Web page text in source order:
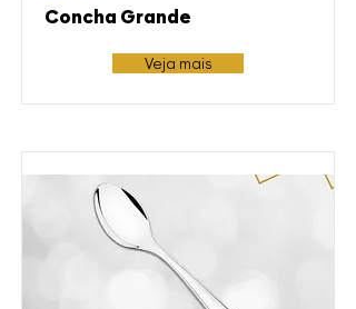
Concha Grande
Veja mais